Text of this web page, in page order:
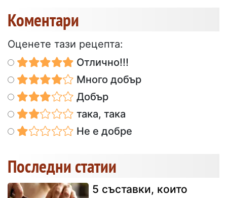
Коментари
Оценете тази рецепта:
Отлично!!!
Много добър
Добър
така, така
Не е добре
Последни статии
5 съставки, които